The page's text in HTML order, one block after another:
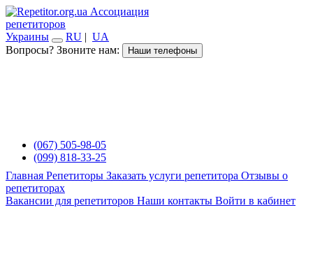
Ассоциация
репетиторов
Украины
RU | UA
Вопросы? Звоните нам:
Наши телефоны
(067) 505-98-05
(099) 818-33-25
Главная Репетиторы Заказать услуги репетитора Отзывы о
репетиторах
Вакансии для репетиторов Наши контакты Войти в кабинет